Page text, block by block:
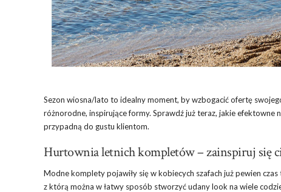
Sezon wiosna/lato to idealny moment, by wzbogacić ofertę
różnorodne, inspirujące formy. Sprawdź już teraz, jakie efektowne
przypadną do gustu klientom.
Hurtownia letnich kompletów – zainspiruj się
Modne komplety pojawiły się w kobiecych szafach już pewien
z którą można w łatwy sposób stworzyć udany look na wiele